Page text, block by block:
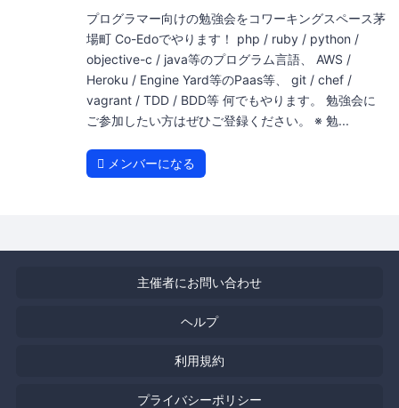
プログラマー向けの勉強会をコワーキングスペース茅
場町 Co-Edoでやります！ php / ruby / python /
objective-c / java等のプログラム言語、 AWS /
Heroku / Engine Yard等のPaas等、 git / chef /
vagrant / TDD / BDD等 何でもやります。 勉強会に
ご参加したい方はぜひご登録ください。 ※ 勉...
メンバーになる
主催者にお問い合わせ
ヘルプ
利用規約
プライバシーポリシー